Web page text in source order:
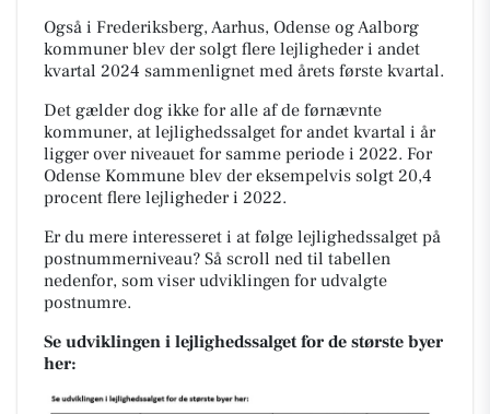
Også i Frederiksberg, Aarhus, Odense og Aalborg
kommuner blev der solgt flere lejligheder i andet
kvartal 2024 sammenlignet med årets første kvartal.
Det gælder dog ikke for alle af de førnævnte
kommuner, at lejlighedssalget for andet kvartal i år
ligger over niveauet for samme periode i 2022. For
Odense Kommune blev der eksempelvis solgt 20,4
procent flere lejligheder i 2022.
Er du mere interesseret i at følge lejlighedssalget på
postnummerniveau? Så scroll ned til tabellen
nedenfor, som viser udviklingen for udvalgte
postnumre.
Se udviklingen i lejlighedssalget for de største byer
her: